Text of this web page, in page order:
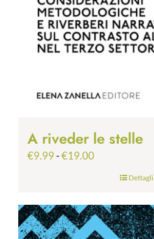
A riveder le stelle
€9.99-€19.00Fascia
€9.99
a
Dettagli